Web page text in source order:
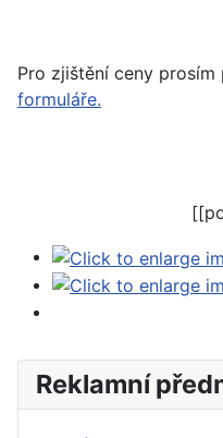
Reklamní
Pro zjištění ceny prosím
formuláře.